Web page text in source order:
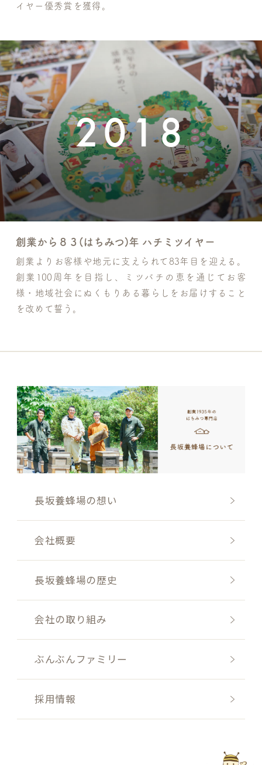
イヤー優秀賞を獲得。
2018
創業から８３(はちみつ)年 ハチミツイヤー
創業よりお客様や地元に支えられて83年目を迎える。
創業100周年を目指し、ミツバチの恵を通じてお客
様・地域社会にぬくもりある暮らしをお届けすること
を改めて誓う。
長坂養蜂場の想い
会社概要
長坂養蜂場の歴史
会社の取り組み
ぶんぶんファミリー
採用情報